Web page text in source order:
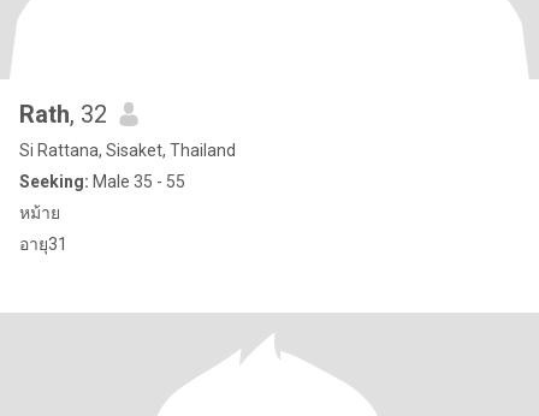
Rath, 32
Si Rattana, Sisaket, Thailand
Seeking: Male 35 - 55
หม้าย
อายุ31